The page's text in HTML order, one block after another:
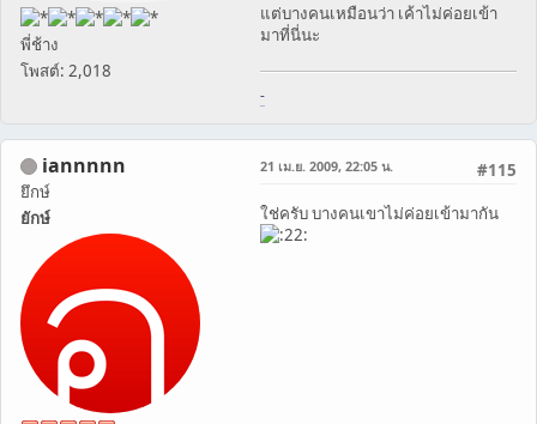
พี่ช้าง
โพสต์: 2,018
แต่บางคนเหมือนว่า เค้าไม่ค่อยเข้า
มาที่นี่นะ
-
iannnnn
ยึกษ์
ยักษ์
#115
21 เม.ย. 2009, 22:05 น.
ใช่ครับ บางคนเขาไม่ค่อยเข้ามากัน